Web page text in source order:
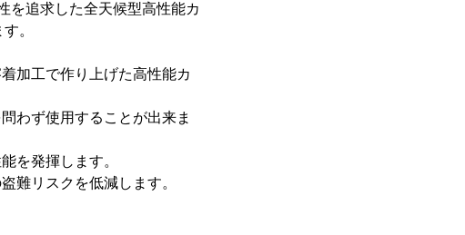
を追求した全天候型高性能カ
。
加工で作り上げた高性能カ
わず使用することが出来ま
を発揮します。
難リスクを低減します。